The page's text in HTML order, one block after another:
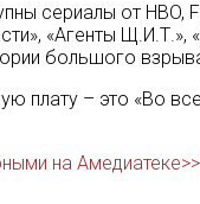
сериалы от HBO,
«Агенты
большого
плату – это «Во
на Амедиатеке>>